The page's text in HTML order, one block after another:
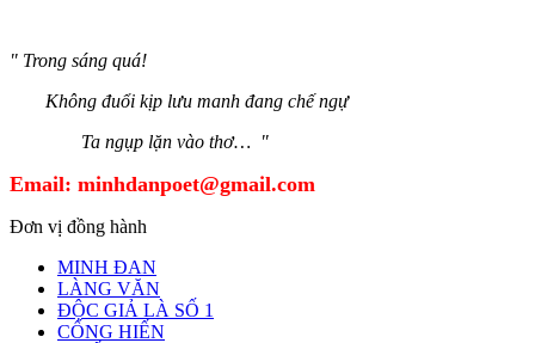
" Trong sáng quá!
Không đuổi kịp lưu manh đang chế ngự
Ta ngụp lặn vào thơ… "
Email: minhdanpoet@gmail.com
Đơn vị đồng hành
MINH ĐAN
LÀNG VĂN
ĐỘC GIẢ LÀ SỐ 1
CỐNG HIẾN